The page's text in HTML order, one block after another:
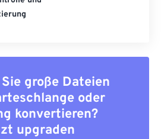
große Dateien
oder
konvertieren?
upgraden